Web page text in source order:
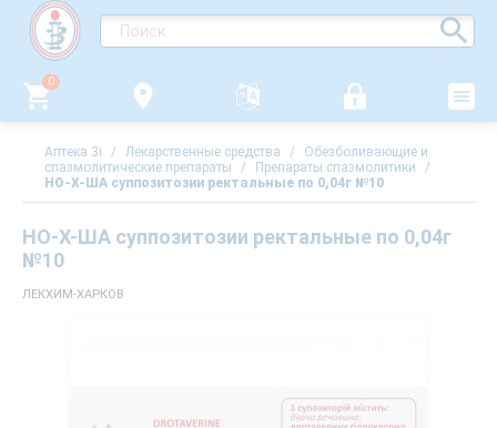
0
Аптека 3i / Лекарственные средства /
Обезболивающие и
спазмолитические препараты
/ Препараты спазмолитики
/
НО-Х-ША суппозитозии ректальные по 0,04г №10
НО-Х-ША суппозитозии ректальные по 0,04г
№10
ЛЕКХИМ-ХАРКОВ